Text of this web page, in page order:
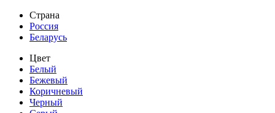
Страна
Россия
Беларусь
Цвет
Белый
Бежевый
Коричневый
Черный